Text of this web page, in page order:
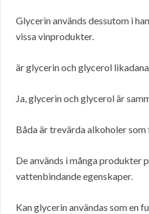
Glycerin används dessutom i
vissa vinprodukter.
är glycerin och glycerol
Ja, glycerin och glycerol är
Båda är trevärda alkoholer
De används i många produkter
vattenbindande egenskaper.
Kan glycerin användas som en